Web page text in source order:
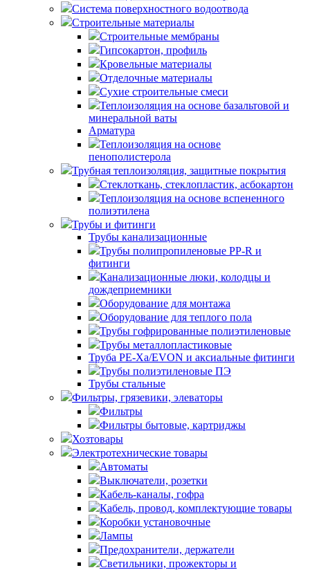
Система поверхностного водоотвода
Строительные материалы
Строительные мембраны
Гипсокартон, профиль
Кровельные материалы
Отделочные материалы
Сухие строительные смеси
Теплоизоляция на основе базальтовой и
минеральной ваты
Арматура
Теплоизоляция на основе
пенополистерола
Трубная теплоизоляция, защитные покрытия
Стеклоткань, стеклопластик, асбокартон
Теплоизоляция на основе вспененного
полиэтилена
Трубы и фитинги
Трубы канализационные
Трубы полипропиленовые PP-R и
фитинги
Канализационные люки, колодцы и
дождеприемники
Оборудование для монтажа
Оборудование для теплого пола
Трубы гофрированные полиэтиленовые
Трубы металлопластиковые
Труба PE-Xa/EVON и аксиальные фитинги
Трубы полиэтиленовые ПЭ
Трубы стальные
Фильтры, грязевики, элеваторы
Фильтры
Фильтры бытовые, картриджы
Хозтовары
Электротехнические товары
Автоматы
Выключатели, розетки
Кабель-каналы, гофра
Кабель, провод, комплектующие товары
Коробки установочные
Лампы
Предохранители, держатели
Светильники, прожекторы и